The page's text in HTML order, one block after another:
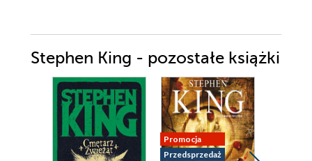
Stephen King - pozostałe książki
Promocja
Przedsprzedaż